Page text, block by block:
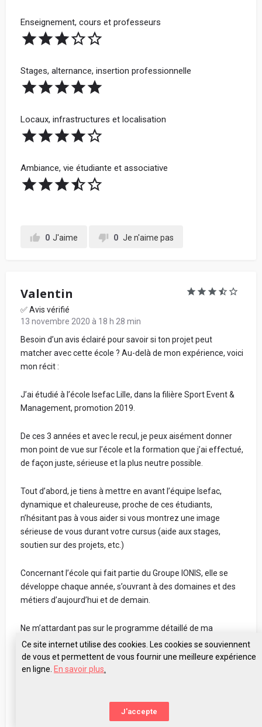
Enseignement, cours et professeurs
Stages, alternance, insertion professionnelle
Locaux, infrastructures et localisation
Ambiance, vie étudiante et associative
0 J'aime 0 Je n'aime pas
Valentin
✅ Avis vérifié
13 novembre 2020 à 18 h 28 min
Besoin d’un avis éclairé pour savoir si ton projet peut
matcher avec cette école ? Au-delà de mon expérience, voici
mon récit :
J’ai étudié à l’école Isefac Lille, dans la filière Sport Event &
Management, promotion 2019.
De ces 3 années et avec le recul, je peux aisément donner
mon point de vue sur l’école et la formation que j’ai effectué,
de façon juste, sérieuse et la plus neutre possible.
Tout d’abord, je tiens à mettre en avant l’équipe Isefac,
dynamique et chaleureuse, proche de ces étudiants,
n’hésitant pas à vous aider si vous montrez une image
sérieuse de vous durant votre cursus (aide aux stages,
soutien sur des projets, etc.)
Concernant l’école qui fait partie du Groupe IONIS, elle se
développe chaque année, s’ouvrant à des domaines et des
métiers d’aujourd’hui et de demain.
Ne m’attardant pas sur le programme détaillé de ma
formation, de suite, vous inculpez les codes du
professionnalisme.
professionnelles et des projets que vous réalisez (parfois
dans des conditions réelles).
Ce site internet utilise des cookies. Les cookies se souviennent
de vous et permettent de vous fournir une meilleure expérience
en ligne. En savoir plus
J'accepte